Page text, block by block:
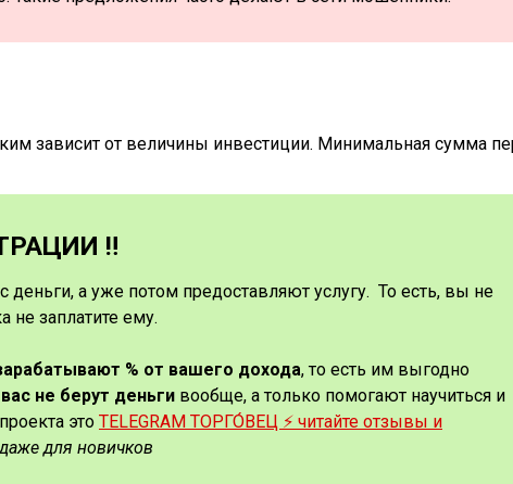
зависит от величины инвестиции. Минимальная сумма
‼️
деньги, а уже потом предоставляют услугу. То есть, вы не
не заплатите ему.
% от вашего дохода, то есть им выгодно
не берут деньги вообще, а только помогают научиться и
это TELEGRAM ТОРГО́ВЕЦ ⚡️ читайте отзывы и
для новичков